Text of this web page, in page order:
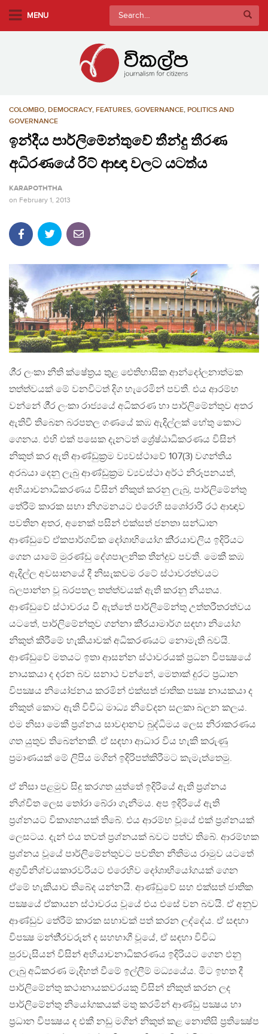
MENU
Search
for:
COLOMBO, DEMOCRACY, FEATURES, GOVERNANCE, POLITICS AND
GOVERNANCE
ඉන්දීය පාර්ලිමේන්තුවේ තීන්දු තීරණ
අධිරණයේ රිට් ආඥා වලට යටත්ය
KARAPOTHTHA
on February 1, 2013
ශී‍්‍ර ලංකා නීති ක්ෂේත‍්‍රය තුළ ඓතිහාසික ආන්දෝලනාත්මක
තත්ත්වයක් මේ වනවිටත් දිග හැරෙමින් පවතී. එය ආරම්භ
වන්නේ ශී‍්‍ර ලංකා රාජ්‍යයේ අධිකරණ හා පාර්ලිමේන්තුව අතර
ඇතිවී තිබෙන බරපතල ගණයේ කඹ ඇදිල්ලක් හේතු කොට
ගෙනය. එහි එක් පසෙක දැනටත් ශ්‍රේෂ්ඨාධිකරණය විසින්
නිකුත් කර ඇති ආණ්ඩුක‍්‍රම ව්‍යවස්ථාවේ 107(3) වගන්තිය
අරබයා දෙනු ලැබු ආණ්ඩුක‍්‍රම ව්‍යවස්ථා අර්ථ නිරූපනයත්,
අභියාචනාධිකරණය විසින් නිකුත් කරනු ලැබු, පාර්ලිමේන්තු
තේරීම් කාරක සභා නිගමනයට එරෙහි සශෝරාරි රථ ආඥාව
පවතින අතර, අනෙක් පසින් එක්සත් ජනතා සන්ධාන
ආණ්ඩුවේ ඒකපාර්ශවික දෝශාභියෝග කි‍්‍රයාවලිය ඉදිරියට
ගෙන යාමේ මුරණ්ඩු දේශපාලනික තීන්දුව පවතී. මෙකී කඹ
ඇදිල්ල අවසානයේ දී නිසැකවම රටේ ස්ථාවරත්වයට
බලපාන්න වූ බරපතල තත්ත්වයක් ඇති කරනු නියතය.
ආණ්ඩුවේ ස්ථාවරය වී ඇත්තේ පාර්ලිමේන්තු උත්තරීතරත්වය
යටතේ, පාර්ලිමේන්තුව ගන්නා කි‍්‍රයාමාර්ග සඳහා නියෝග
නිකුත් කිරීමේ හැකියාවක් අධිකරණයට නොමැති බවයි.
ආණ්ඩුවේ මතයට ඉතා ආසන්න ස්ථාවරයක් ප‍්‍රධන විපක්‍ෂයේ
නායකයා ද දරන බව සනාථ වන්නේ, මෙතාක් දුරට ප‍්‍රධාන
විපක්‍ෂය නියෝජනය කරමින් එක්සත් ජාතික පක්‍ෂ නායකයා ද
නිකුත් කොට ඇති විවිධ මාධ්‍ය නිවේදන සලකා බලන කලය.
එම නිසා මෙකී ප‍්‍රශ්නය සාවදානව බුද්ධිමය ලෙස නිරාකරණය
ගත යුතුව තිබෙන්නකි. ඒ සඳහා ආධාර විය හැකි කරුණු
ප‍්‍රමාණයක් මේ ලිපිය මගින් ඉදිරිපත්කිරීමට කැමැත්තෙමු.
ඒ නිසා පළමුව සිදු කරගත යුත්තේ ඉදිරියේ ඇති ප‍්‍රශ්නය
නිශ්චිත ලෙස තෝරා බේරා ගැනීමය. අප ඉදිරියේ ඇති
ප‍්‍රශ්නයට විකාශනයක් තිබේ. එය ආරම්භ වූයේ එක් ප‍්‍රශ්නයක්
ලෙසටය. දැන් එය තවත් ප‍්‍රශ්නයක් බවට පත්ව තිබේ. ආරම්භක
ප‍්‍රශ්නය වූයේ පාර්ලිමේන්තුවට පවතින නීතිමය රාමුව යටතේ
අග‍්‍රවිනිශ්චයකාරවරියට එරෙහිව දෝශාභියෝගයක් ගෙන
ඒමේ හැකියාව තිබේද යන්නයි. ආණ්ඩුවේ සහ එක්සත් ජාතික
පක්‍ෂයේ ඒකායන ස්ථාවරය වූයේ එය එසේ වන බවයි. ඒ අනුව
ආණ්ඩුව තේරීම් කාරක සභාවක් පත් කරන ලද්දේය. ඒ සඳහා
විපක්‍ෂ මන්තී‍්‍රවරුන් ද සහභාගී වූයේ, ඒ සඳහා විවිධ
පුරවැසියන් විසින් අභියාචනාධිකරණය ඉදිරියට ගෙන එනු
ලැබු අධිකරණ මැදිහත් වීමේ ඉල්ලීම් මධ්‍යයේය. මීට ඉහත දී
පාර්ලිමේන්තු කථානායකවරයකු විසින් නිකුත් කරන ලද
පාර්ලිමේන්තු නියෝගකයක් මතු කරමින් ආණ්ඩු පක්‍ෂය හා
ප‍්‍රධාන විපක්‍ෂය ද එකී නඩු මගින් නිකුත් කළ නොතිසි ප‍්‍රතික්‍ෂේප